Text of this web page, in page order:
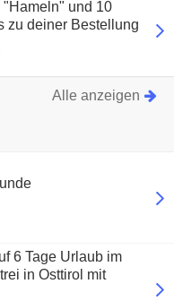
"Hameln" und 10
zu deiner Bestellung
Alle anzeigen
6 Tage Urlaub im
in Osttirol mit